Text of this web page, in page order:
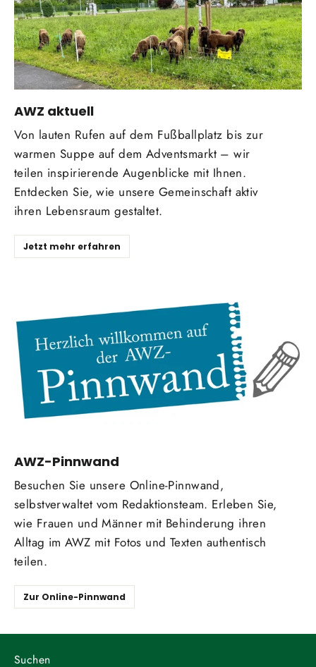
AWZ aktuell
Von lauten Rufen auf dem Fußballplatz bis zur
warmen Suppe auf dem Adventsmarkt – wir
teilen inspirierende Augenblicke mit Ihnen.
Entdecken Sie, wie unsere Gemeinschaft aktiv
ihren Lebensraum gestaltet.
Jetzt mehr erfahren
AWZ-Pinnwand
Besuchen Sie unsere Online-Pinnwand,
selbstverwaltet vom Redaktionsteam. Erleben Sie,
wie Frauen und Männer mit Behinderung ihren
Alltag im AWZ mit Fotos und Texten authentisch
teilen.
Zur Online-Pinnwand
Suchen